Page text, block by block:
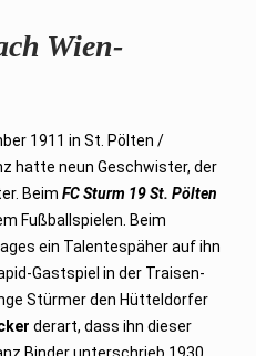
Wien-
1911 in St. Pölten /
hatte neun Geschwister, der
BeimFC Sturm 19 St. Pölten
Fußballspielen. Beim
ein Talentespäher auf ihn
Gastspiel in der Traisen-
Stürmer den Hütteldorfer
derart, dass ihn dieser